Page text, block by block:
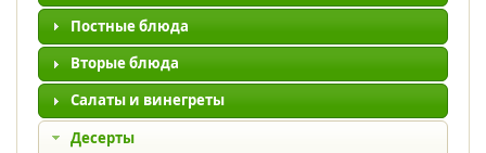
Постные блюда
Вторые блюда
Салаты и винегреты
Десерты